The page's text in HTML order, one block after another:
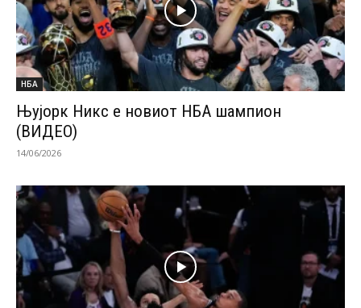
НБА
Њујорк Никс е новиот НБА шампион
(ВИДЕО)
14/06/2026